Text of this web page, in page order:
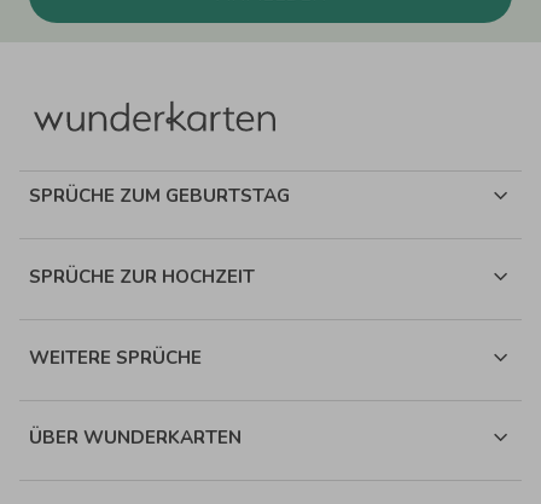
SPRÜCHE ZUM GEBURTSTAG
SPRÜCHE ZUR HOCHZEIT
WEITERE SPRÜCHE
ÜBER WUNDERKARTEN